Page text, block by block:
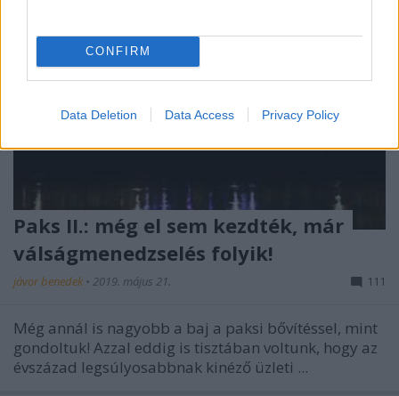
CONFIRM
Data Deletion Data Access Privacy Policy
Paks II.: még el sem kezdték, már
válságmenedzselés folyik!
jávor benedek • 2019. május 21. 111
Még annál is nagyobb a baj a paksi bővítéssel, mint
gondoltuk! Azzal eddig is tisztában voltunk, hogy az
évszázad legsúlyosabbnak kinéző üzleti ...